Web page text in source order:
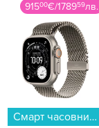
91500€/178959лв.
Смарт часовник Apple Watch Ultra 3 49mm Natural/Milanese L mf0e4 , 1.98...